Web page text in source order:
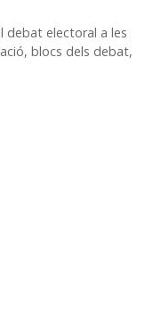
debat electoral a les
blocs dels debat,